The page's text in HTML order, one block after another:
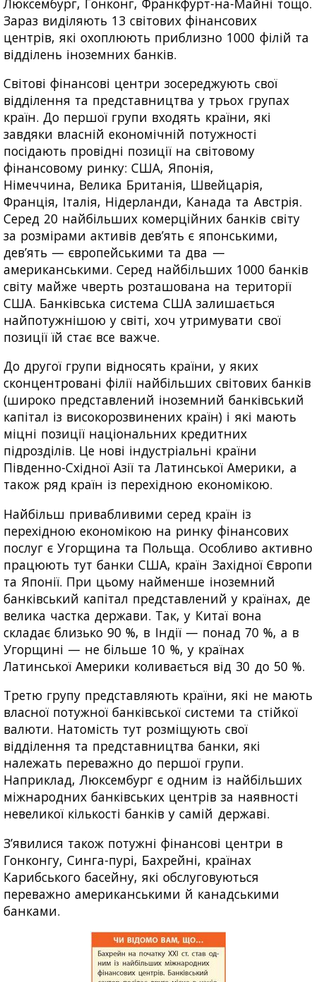
Зараз виділяють 13 світових фінансових
центрів, які охоплюють приблизно 1000 філій та
відділень іноземних банків.
Світові фінансові центри зосереджують свої
відділення та представництва у трьох групах
країн. До першої групи входять країни, які
завдяки власній економічній потужності
посідають провідні позиції на світовому
фінансовому ринку: США, Японія,
Німеччина, Велика Британія, Швейцарія,
Франція, Італія, Нідерланди, Канада та Австрія.
Серед 20 найбільших комерційних банків світу
за розмірами активів дев’ять є японськими,
дев’ять — європейськими та два —
американськими. Серед найбільших 1000 банків
світу майже чверть розташована на території
США. Банківська система США залишається
найпотужнішою у світі, хоч утримувати свої
позиції їй стає все важче.
До другої групи відносять країни, у яких
сконцентровані філії найбільших світових банків
(широко представлений іноземний банківський
капітал із високорозвинених країн) і які мають
міцні позиції національних кредитних
підрозділів. Це нові індустріальні країни
Південно-Східної Азії та Латинської Америки, а
також ряд країн із перехідною економікою.
Найбільш привабливими серед країн із
перехідною економікою на ринку фінансових
послуг є Угорщина та Польща. Особливо активно
працюють тут банки США, країн Західної Європи
та Японії. При цьому найменше іноземний
банківський капітал представлений у країнах, де
велика частка держави. Так, у Китаї вона
складає близько 90 %, в Індії — понад 70 %, а в
Угорщині — не більше 10 %, у країнах
Латинської Америки коливається від 30 до 50 %.
Третю групу представляють країни, які не мають
власної потужної банківської системи та стійкої
валюти. Натомість тут розміщують свої
відділення та представництва банки, які
належать переважно до першої групи.
Наприклад, Люксембург є одним із найбільших
міжнародних банківських центрів за наявності
невеликої кількості банків у самій державі.
З’явилися також потужні фінансові центри в
Гонконгу, Синга-пурі, Бахрейні, країнах
Карибського басейну, які обслуговуються
переважно американськими й канадськими
банками.